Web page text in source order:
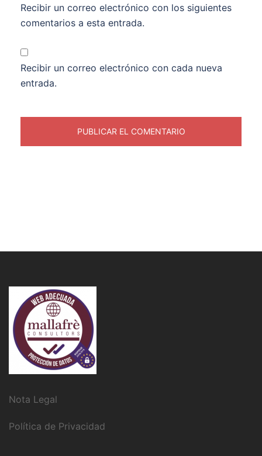
Recibir un correo electrónico con los siguientes
comentarios a esta entrada.
Recibir un correo electrónico con cada nueva
entrada.
Nota Legal
Política de Privacidad